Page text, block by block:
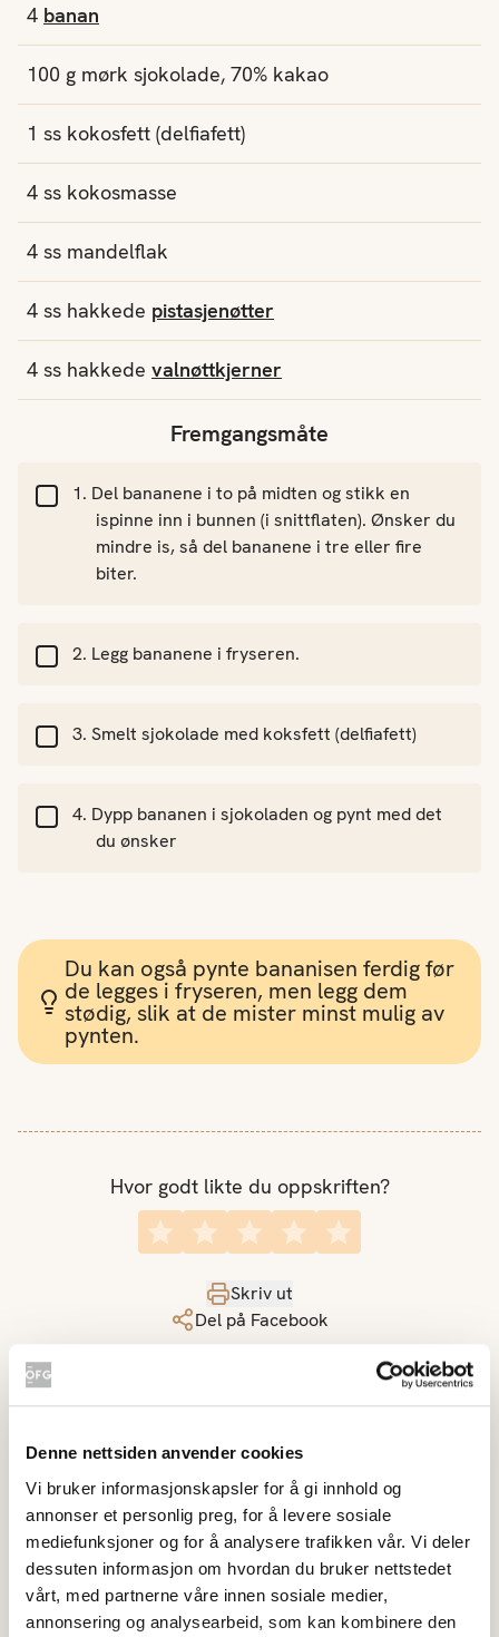
Denne nettsiden anvender cookies
Vi bruker informasjonskapsler for å gi innhold og
annonser et personlig preg, for å levere sosiale
mediefunksjoner og for å analysere trafikken vår. Vi deler
dessuten informasjon om hvordan du bruker nettstedet
vårt, med partnerne våre innen sosiale medier,
annonsering og analysearbeid, som kan kombinere den
4 banan
100 g mørk sjokolade, 70% kakao
1 ss kokosfett (delfiafett)
4 ss kokosmasse
4 ss mandelflak
4 ss hakkede pistasjenøtter
4 ss hakkede valnøttkjerner
Fremgangsmåte
Del bananene i to på midten og stikk en
ispinne inn i bunnen (i snittflaten). Ønsker du
mindre is, så del bananene i tre eller fire
biter.
Legg bananene i fryseren.
Smelt sjokolade med koksfett (delfiafett)
Dypp bananen i sjokoladen og pynt med det
du ønsker
Du kan også pynte bananisen ferdig før
de legges i fryseren, men legg dem
stødig, slik at de mister minst mulig av
pynten.
Hvor godt likte du oppskriften?
Skriv ut
Del på Facebook
Flere friske desserter
Strawberry clusters